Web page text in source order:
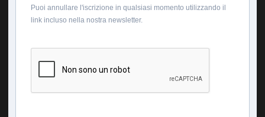
Puoi annullare l'iscrizione in qualsiasi momento utilizzando il
link incluso nella nostra newsletter.